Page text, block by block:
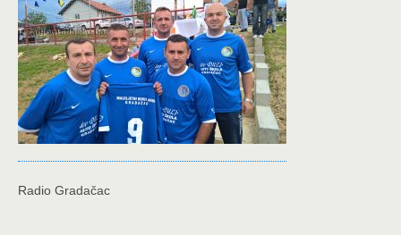
Radio Gradačac